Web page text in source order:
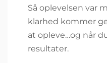
Så oplevelsen var
klarhed kommer
at opleve…og når
resultater.